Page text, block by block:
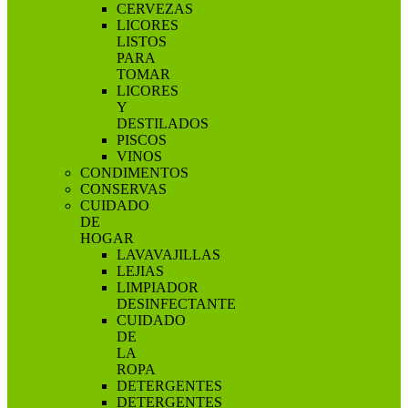
CERVEZAS
LICORES
LISTOS
PARA
TOMAR
LICORES
Y
DESTILADOS
PISCOS
VINOS
CONDIMENTOS
CONSERVAS
CUIDADO
DE
HOGAR
LAVAVAJILLAS
LEJIAS
LIMPIADOR
DESINFECTANTE
CUIDADO
DE
LA
ROPA
DETERGENTES
DETERGENTES